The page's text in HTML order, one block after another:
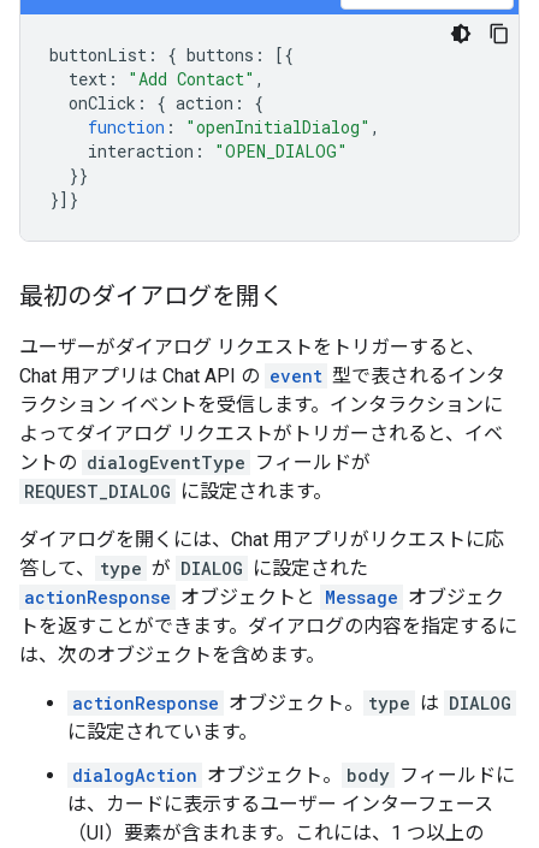
buttonList : { buttons :
[{
text : "Add Contact" ,
onClick : { action :
{
function : "openInitialDialog" ,
interaction :
"OPEN_DIALOG"
}}
}]}
最初のダイアログを開く
ユーザーがダイアログ リクエストをトリガーすると、
Chat 用アプリは Chat API の event 型で表されるインタ
ラクション イベントを受信します。インタラクションに
よってダイアログ リクエストがトリガーされると、イベ
ントの dialogEventType フィールドが
REQUEST_DIALOG に設定されます。
ダイアログを開くには、Chat 用アプリがリクエストに応
答して、
type が DIALOG に設定された
actionResponse オブジェクトと Message オブジェク
トを返すことができます。ダイアログの内容を指定するに
は、次のオブジェクトを含めます。
actionResponse オブジェクト。 type は DIALOG
に設定されています。
dialogAction オブジェクト。 body フィールドに
は、カードに表示するユーザー インターフェース
（UI）要素が含まれます。これには、1 つ以上の